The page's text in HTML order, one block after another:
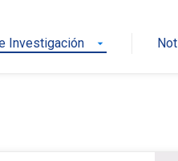
Investigación arrow_drop_down